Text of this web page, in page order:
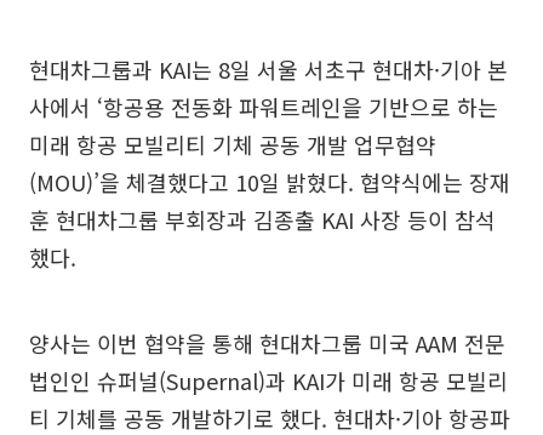
현대차그룹과 KAI는 8일 서울 서초구 현대차·기아 본
사에서 ‘항공용 전동화 파워트레인을 기반으로 하는
미래 항공 모빌리티 기체 공동 개발 업무협약
(MOU)’을 체결했다고 10일 밝혔다. 협약식에는 장재
훈 현대차그룹 부회장과 김종출 KAI 사장 등이 참석
했다.
양사는 이번 협약을 통해 현대차그룹 미국 AAM 전문
법인인 슈퍼널(Supernal)과 KAI가 미래 항공 모빌리
티 기체를 공동 개발하기로 했다. 현대차·기아 항공파